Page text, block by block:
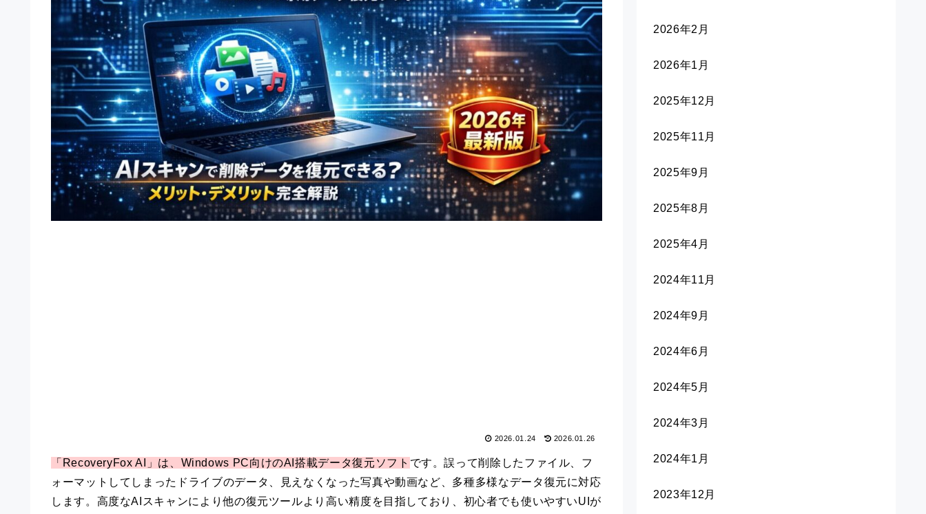
2026.01.24 2026.01.26
「RecoveryFox AI」は、Windows PC向けのAI搭載データ復元ソフト です。誤って削除したファイル、フ
ォーマットしてしまったドライブのデータ、見えなくなった写真や動画など、多種多様なデータ復元に対応
します。高度なAIスキャンにより他の復元ツールより高い精度を目指しており、初心者でも使いやすいUIが
2026年2月
2026年1月
2025年12月
2025年11月
2025年9月
2025年8月
2025年4月
2024年11月
2024年9月
2024年6月
2024年5月
2024年3月
2024年1月
2023年12月